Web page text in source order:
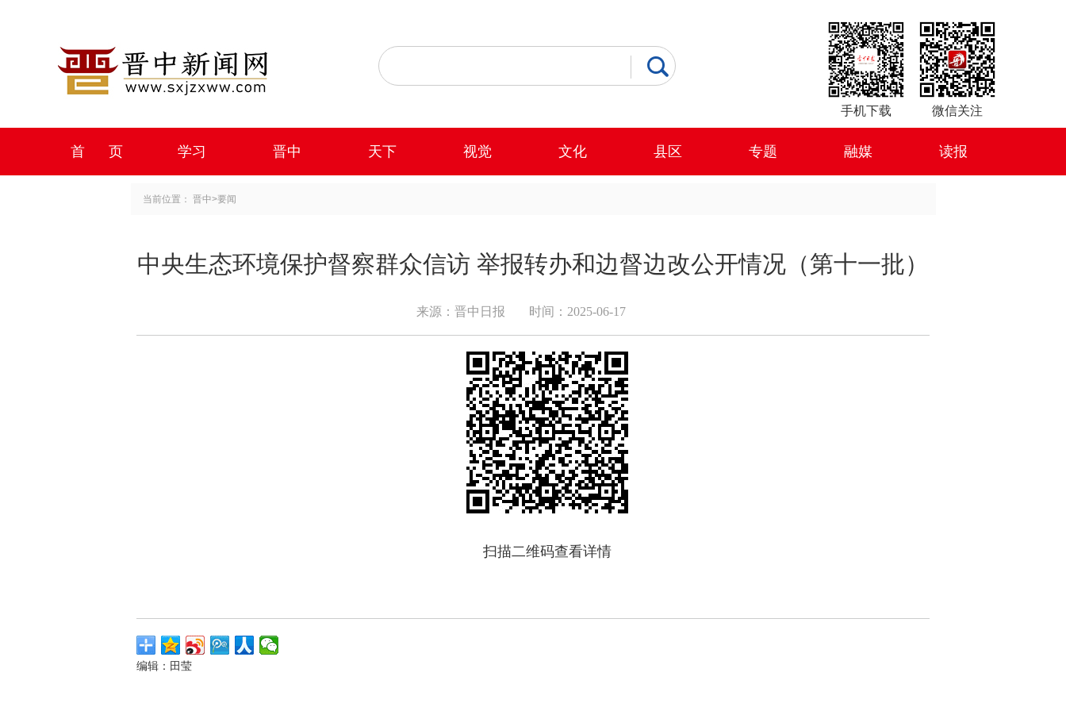
手机下载 微信关注
首 页 学习 晋中 天下 视觉 文化 县区 专题 融媒 读报
当前位置： 晋中>要闻
中央生态环境保护督察群众信访 举报转办和边督边改公开情况（第十一批）
来源：晋中日报 时间：2025-06-17
扫描二维码查看详情
编辑：田莹